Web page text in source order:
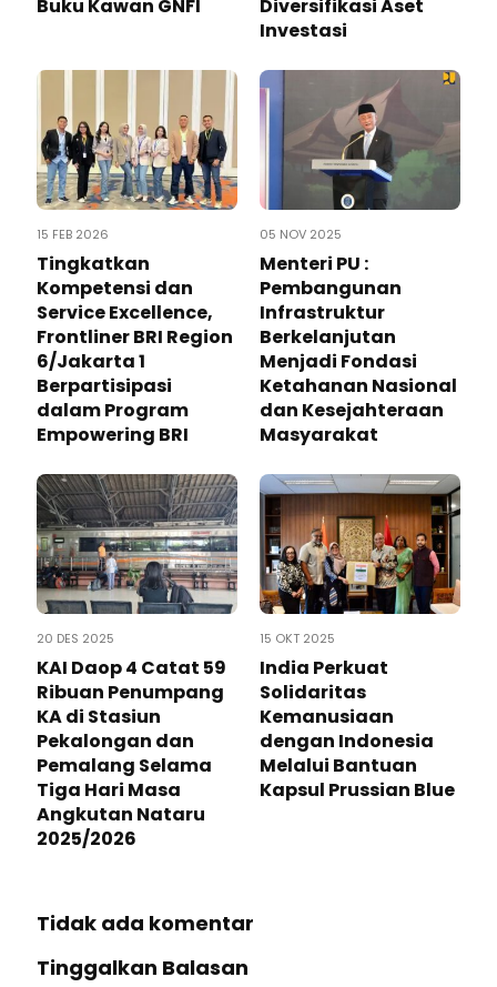
Buku Kawan GNFI
Diversifikasi Aset
Investasi
15 FEB 2026
Tingkatkan
Kompetensi dan
Service Excellence,
Frontliner BRI Region
6/Jakarta 1
Berpartisipasi
dalam Program
Empowering BRI
05 NOV 2025
Menteri PU :
Pembangunan
Infrastruktur
Berkelanjutan
Menjadi Fondasi
Ketahanan Nasional
dan Kesejahteraan
Masyarakat
20 DES 2025
KAI Daop 4 Catat 59
Ribuan Penumpang
KA di Stasiun
Pekalongan dan
Pemalang Selama
Tiga Hari Masa
Angkutan Nataru
2025/2026
15 OKT 2025
India Perkuat
Solidaritas
Kemanusiaan
dengan Indonesia
Melalui Bantuan
Kapsul Prussian Blue
Tidak ada komentar
Tinggalkan Balasan